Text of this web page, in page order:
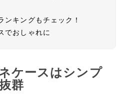
ンキングもチェック！
でおしゃれに
ケースはシンプ
群